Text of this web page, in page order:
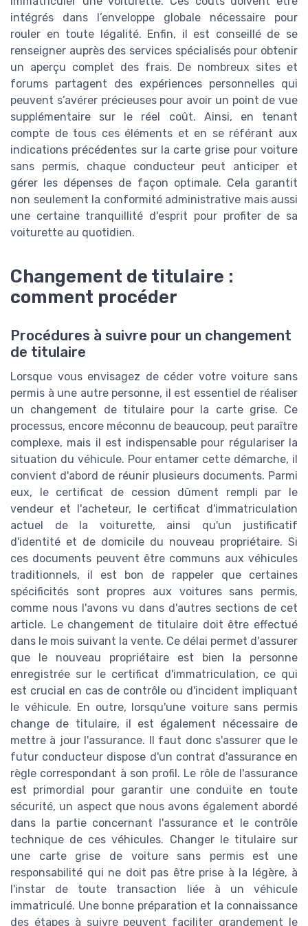
intégrés dans l’enveloppe globale nécessaire pour
rouler en toute légalité. Enfin, il est conseillé de se
renseigner auprès des services spécialisés pour obtenir
un aperçu complet des frais. De nombreux sites et
forums partagent des expériences personnelles qui
peuvent s’avérer précieuses pour avoir un point de vue
supplémentaire sur le réel coût. Ainsi, en tenant
compte de tous ces éléments et en se référant aux
indications précédentes sur la carte grise pour voiture
sans permis, chaque conducteur peut anticiper et
gérer les dépenses de façon optimale. Cela garantit
non seulement la conformité administrative mais aussi
une certaine tranquillité d'esprit pour profiter de sa
voiturette au quotidien.
Changement de titulaire :
comment procéder
Procédures à suivre pour un changement
de titulaire
Lorsque vous envisagez de céder votre voiture sans
permis à une autre personne, il est essentiel de réaliser
un changement de titulaire pour la carte grise. Ce
processus, encore méconnu de beaucoup, peut paraître
complexe, mais il est indispensable pour régulariser la
situation du véhicule. Pour entamer cette démarche, il
convient d'abord de réunir plusieurs documents. Parmi
eux, le certificat de cession dûment rempli par le
vendeur et l'acheteur, le certificat d'immatriculation
actuel de la voiturette, ainsi qu'un justificatif
d'identité et de domicile du nouveau propriétaire. Si
ces documents peuvent être communs aux véhicules
traditionnels, il est bon de rappeler que certaines
spécificités sont propres aux voitures sans permis,
comme nous l'avons vu dans d'autres sections de cet
article. Le changement de titulaire doit être effectué
dans le mois suivant la vente. Ce délai permet d'assurer
que le nouveau propriétaire est bien la personne
enregistrée sur le certificat d'immatriculation, ce qui
est crucial en cas de contrôle ou d'incident impliquant
le véhicule. En outre, lorsqu'une voiture sans permis
change de titulaire, il est également nécessaire de
mettre à jour l'assurance. Il faut donc s'assurer que le
futur conducteur dispose d'un contrat d'assurance en
règle correspondant à son profil. Le rôle de l'assurance
est primordial pour garantir une conduite en toute
sécurité, un aspect que nous avons également abordé
dans la partie concernant l'assurance et le contrôle
technique de ces véhicules. Changer le titulaire sur
une carte grise de voiture sans permis est une
responsabilité qui ne doit pas être prise à la légère, à
l'instar de toute transaction liée à un véhicule
immatriculé. Une bonne préparation et la connaissance
des étapes à suivre peuvent faciliter grandement le